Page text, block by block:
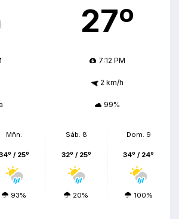
27º
7:12 PM
2 km/h
99%
Mñn.
/ 25º
93%
Sáb. 8
32º / 25º
20%
Dom. 9
34º / 24º
100%